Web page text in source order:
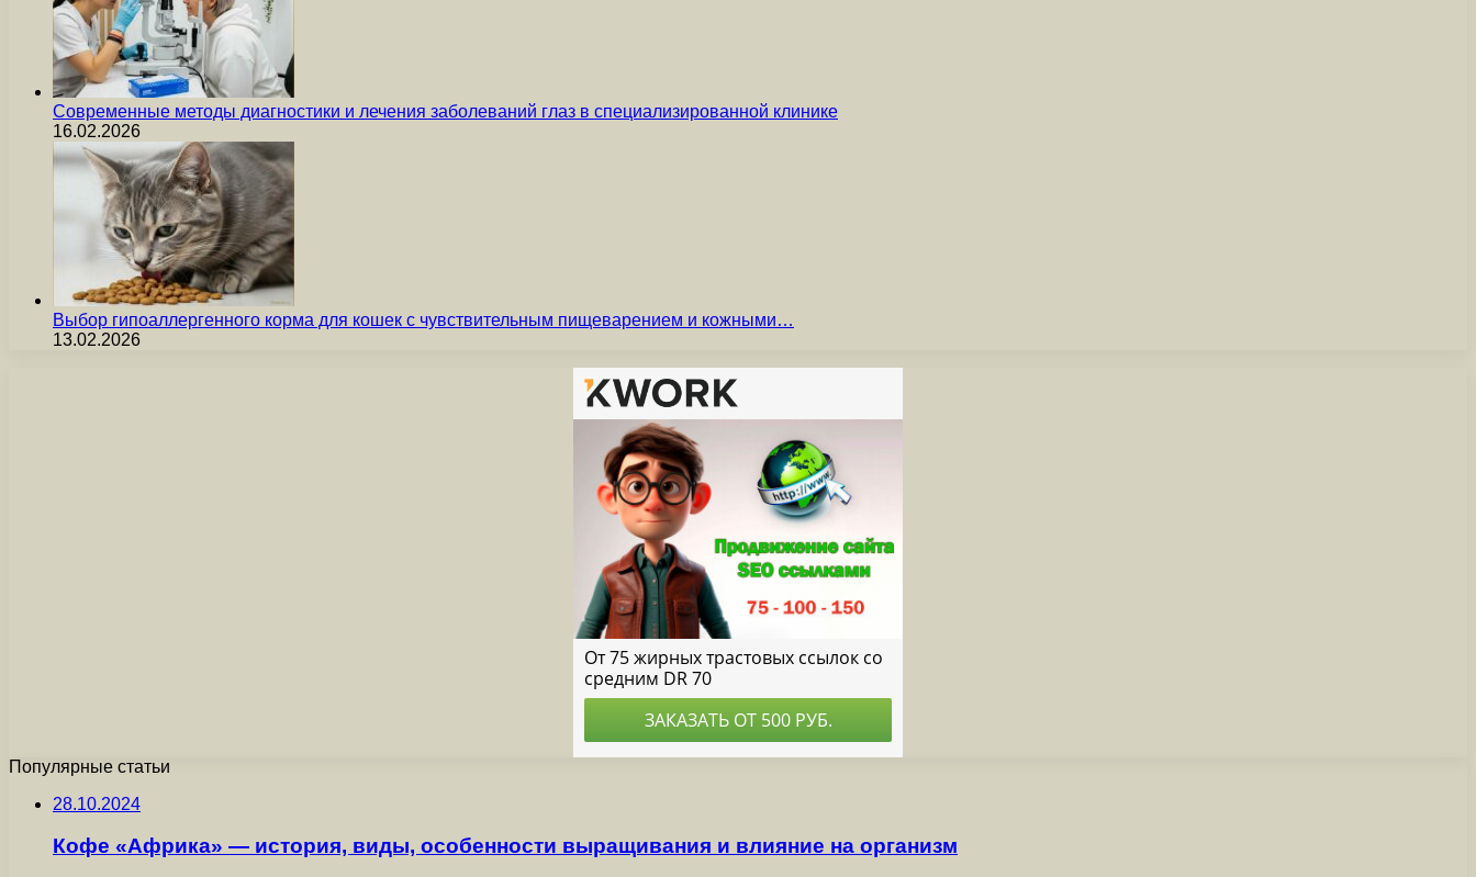
Современные методы диагностики и лечения заболеваний глаз в специализированной клинике
16.02.2026
Выбор гипоаллергенного корма для кошек с чувствительным пищеварением и кожными…
13.02.2026
Популярные статьи
28.10.2024
Кофе «Африка» — история, виды, особенности выращивания и влияние на организм